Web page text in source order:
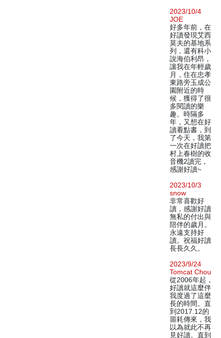
2023/10/4
JOE
好多年前，在
好讀發現艾西
莫夫的基地系
列，還有科小
說海伯利昂，
讓我在年輕歲
月，住在忠孝
東路旁玉成公
園附近的時
候，獲得了很
多閱讀的樂
趣。時隔多
年，又想在好
讀看點書，到
了今天，我第
一次在好讀把
村上春樹的收
音機2讀完，
感謝好讀~
2023/10/3
snow
非常喜歡好
讀，感謝好讀
無私的付出與
陪伴的歲月。
永遠支持好
讀。祝福好讀
長長久久。
2023/9/24
Tomcat Chou
從2006年起，
好讀就這麼伴
我度過了這麼
長的時間。直
到2017.12的
噩耗傳來，我
以為就此不再
見好讀。直到